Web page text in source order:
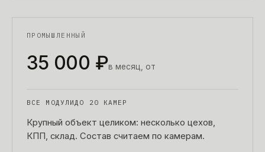
ПРОМЫШЛЕННЫЙ
35 000 ₽в месяц, от
ВСЕ МОДУЛИ ДО 20 КАМЕР
Крупный объект целиком: несколько цехов,
КПП, склад. Состав считаем по камерам.